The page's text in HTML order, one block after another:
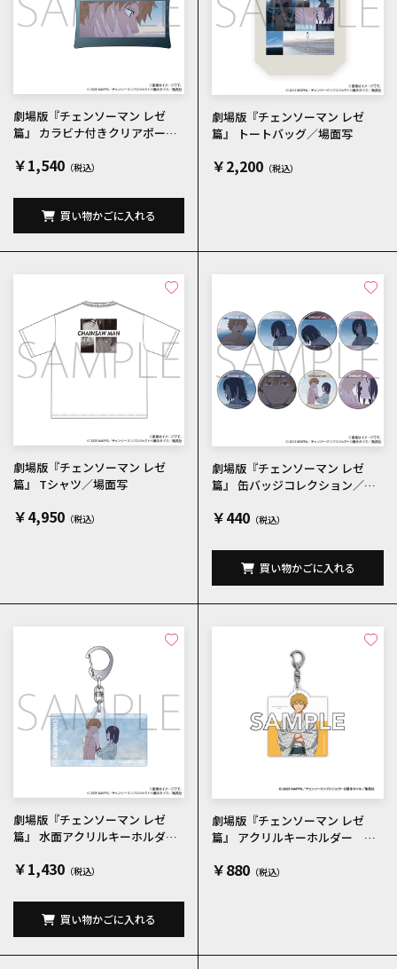
劇場版『チェンソーマン レゼ
篇』 カラビナ付きクリアポーチ
￥1,540
買い物かごに入れる
劇場版『チェンソーマン レゼ
篇』 トートバッグ／場面写
￥2,200
劇場版『チェンソーマン レゼ
篇』 Tシャツ／場面写
￥4,950
劇場版『チェンソーマン レゼ
篇』 缶バッジコレクション／場
￥440
買い物かごに入れる
劇場版『チェンソーマン レゼ
篇』 水面アクリルキーホルダー
￥1,430
買い物かごに入れる
劇場版『チェンソーマン レゼ
篇』 アクリルキーホルダー デ
￥880